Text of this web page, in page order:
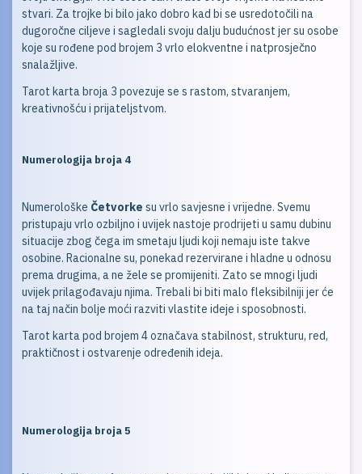
stvari. Za trojke bi bilo jako dobro kad bi se usredotočili na
dugoročne ciljeve i sagledali svoju dalju budućnost jer su osobe
koje su rođene pod brojem 3 vrlo elokventne i natprosječno
snalažljive.
Tarot karta broja 3 povezuje se s rastom, stvaranjem,
kreativnošću i prijateljstvom.
Numerologija broja 4
Numerološke Četvorke su vrlo savjesne i vrijedne. Svemu
pristupaju vrlo ozbiljno i uvijek nastoje prodrijeti u samu dubinu
situacije zbog čega im smetaju ljudi koji nemaju iste takve
osobine. Racionalne su, ponekad rezervirane i hladne u odnosu
prema drugima, a ne žele se promijeniti. Zato se mnogi ljudi
uvijek prilagođavaju njima. Trebali bi biti malo fleksibilniji jer će
na taj način bolje moći razviti vlastite ideje i sposobnosti.
Tarot karta pod brojem 4 označava stabilnost, strukturu, red,
praktičnost i ostvarenje određenih ideja.
Numerologija broja 5